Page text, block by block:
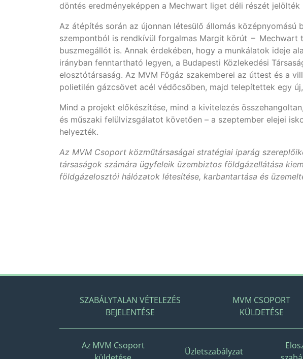
döntés eredményeképpen a Mechwart liget déli részét
Az átépítés során az újonnan létesülő állomás
szempontból is rendkívül forgalmas Margit körút –
buszmegállót is. Annak érdekében, hogy a munkálatok ideje
irányban fenntartható legyen, a Budapesti Közlekedési
elosztótársaság. Az MVM Főgáz szakemberei az úttest és a
polietilén gázcsövet acél védőcsőben, majd telepítettek egy
Mind a projekt előkészítése, mind a kivitelezés
és műszaki felülvizsgálatot követően – a szeptember elejei
helyezték.
Az MVM Csoport közműtársaságai stratégiai iparág
társaságok számára ügyfeleik üzembiztos földgázellátása
földgázelosztói hálózatok létesítése, karbantartása és
SZABÁLYTALAN VÉTELEZÉS
BEJELENTÉSE
MVM CSOPORT
KÜLDETÉSE
Az MVM Csoport
Üzletszabályzat